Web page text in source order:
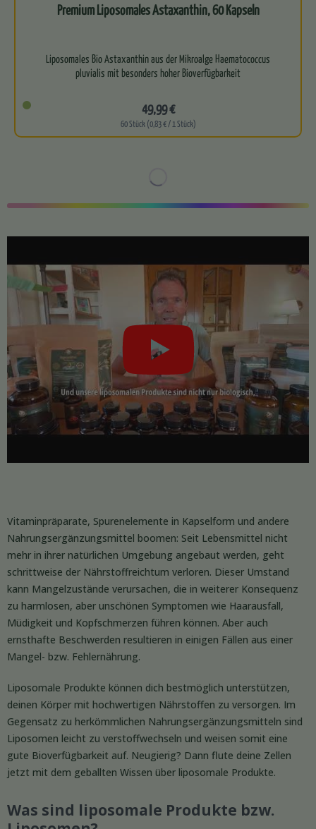
Premium Liposomales Astaxanthin, 60 Kapseln
Liposomales Bio Astaxanthin aus der Mikroalge Haematococcus
pluvialis mit besonders hoher Bioverfügbarkeit
49,99 €
60 Stück (0,83 € / 1 Stück)
Vitaminpräparate, Spurenelemente in Kapselform und andere
Nahrungsergänzungsmittel boomen: Seit Lebensmittel nicht
mehr in ihrer natürlichen Umgebung angebaut werden, geht
schrittweise der Nährstoffreichtum verloren. Dieser Umstand
kann Mangelzustände verursachen, die in weiterer Konsequenz
zu harmlosen, aber unschönen Symptomen wie Haarausfall,
Müdigkeit und Kopfschmerzen führen können. Aber auch
ernsthafte Beschwerden resultieren in einigen Fällen aus einer
Mangel- bzw. Fehlernährung.
Liposomale Produkte können dich bestmöglich unterstützen,
deinen Körper mit hochwertigen Nährstoffen zu versorgen. Im
Gegensatz zu herkömmlichen Nahrungsergänzungsmitteln sind
Liposomen leicht zu verstoffwechseln und weisen somit eine
gute Bioverfügbarkeit auf. Neugierig? Dann flute deine Zellen
jetzt mit dem geballten Wissen über liposomale Produkte.
Was sind liposomale Produkte bzw.